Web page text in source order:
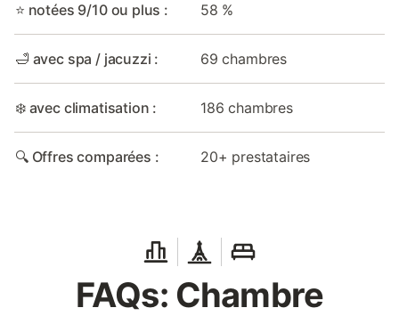
⭐ notées 9/10 ou plus : 58 %
🛁 avec spa / jacuzzi : 69 chambres
❄️ avec climatisation : 186 chambres
🔍 Offres comparées : 20+ prestataires
FAQs: Chambre